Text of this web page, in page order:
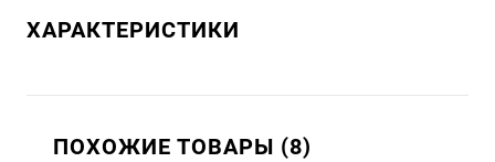
ХАРАКТЕРИСТИКИ
ПОХОЖИЕ ТОВАРЫ (8)